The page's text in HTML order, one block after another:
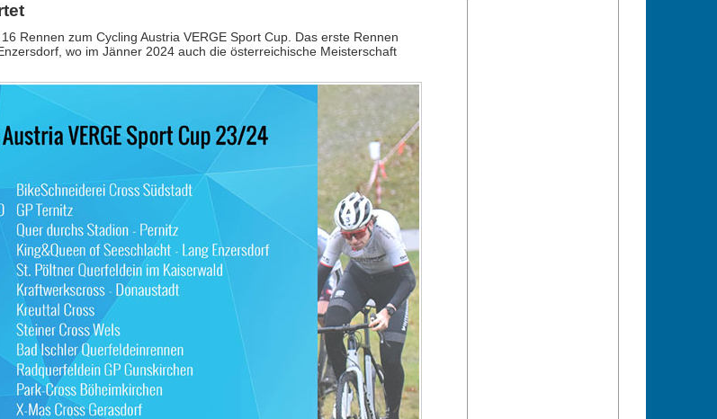
Rennen zum Cycling Austria VERGE Sport Cup. Das erste Rennen
wo im Jänner 2024 auch die österreichische Meisterschaft